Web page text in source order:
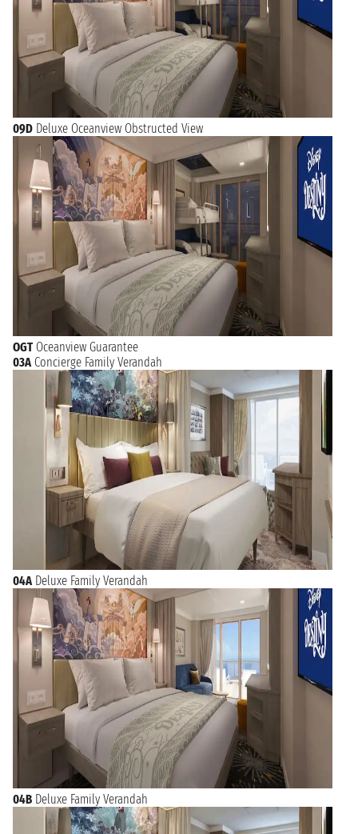
09D Deluxe Oceanview Obstructed View
OGT Oceanview Guarantee
03A Concierge Family Verandah
04A Deluxe Family Verandah
04B Deluxe Family Verandah